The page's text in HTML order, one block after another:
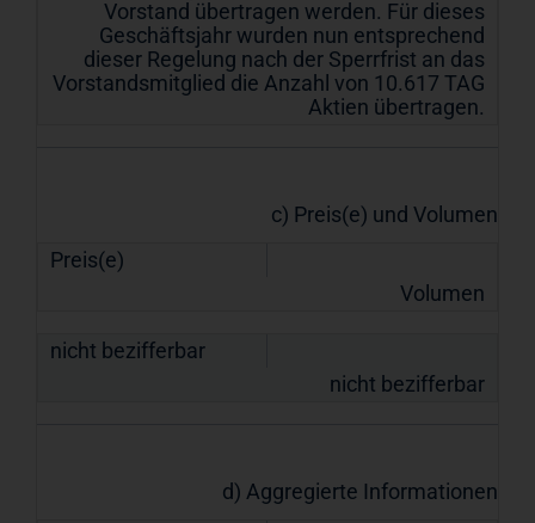
Vorstand übertragen werden. Für dieses
Geschäftsjahr wurden nun entsprechend
dieser Regelung nach der Sperrfrist an das
Vorstandsmitglied die Anzahl von 10.617 TAG
Aktien übertragen.
c) Preis(e) und Volumen
Preis(e)
Volumen
nicht bezifferbar
nicht bezifferbar
d) Aggregierte Informationen